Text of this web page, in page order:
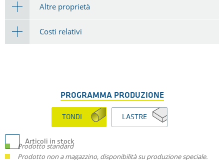
Altre proprietà
Costi relativi
PROGRAMMA PRODUZIONE
TONDI LASTRE
Articoli in stock
Prodotto standard
Prodotto non a magazzino, disponibilità su produzione speciale.